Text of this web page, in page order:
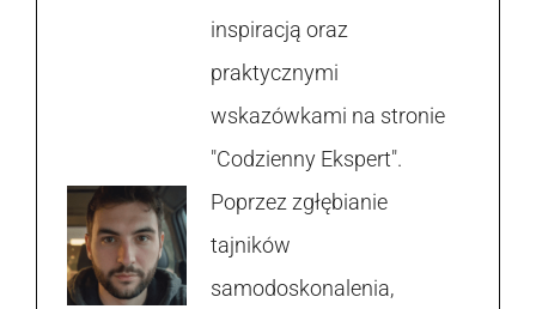
inspiracją oraz
praktycznymi
wskazówkami na stronie
"Codzienny Ekspert".
Poprzez zgłębianie
tajników
samodoskonalenia,